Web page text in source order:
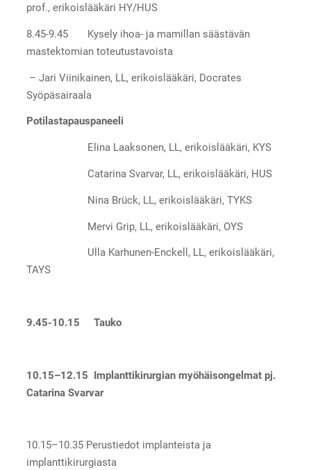
prof., erikoislääkäri HY/HUS
8.45-9.45 Kysely ihoa- ja mamillan säästävän
mastektomian toteutustavoista
– Jari Viinikainen, LL, erikoislääkäri, Docrates
Syöpäsairaala
Potilastapauspaneeli
Elina Laaksonen, LL, erikoislääkäri, KYS
Catarina Svarvar, LL, erikoislääkäri, HUS
Nina Brück, LL, erikoislääkäri, TYKS
Mervi Grip, LL, erikoislääkäri, OYS
Ulla Karhunen-Enckell, LL, erikoislääkäri,
TAYS
9.45-10.15 Tauko
10.15–12.15 Implanttikirurgian myöhäisongelmat pj.
Catarina Svarvar
10.15–10.35 Perustiedot implanteista ja
implanttikirurgiasta